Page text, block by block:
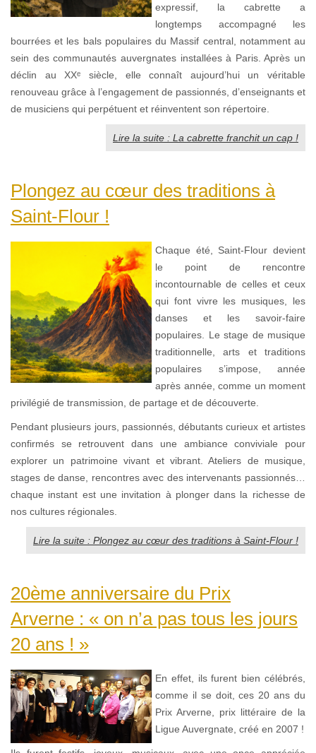
expressif, la cabrette a
longtemps accompagné les
bourrées et les bals populaires du Massif central, notamment au
sein des communautés auvergnates installées à Paris. Après un
déclin au XXᵉ siècle, elle connaît aujourd’hui un véritable
renouveau grâce à l’engagement de passionnés, d’enseignants et
de musiciens qui perpétuent et réinventent son répertoire.
Lire la suite : La cabrette franchit un cap !
Plongez au cœur des traditions à
Saint-Flour !
Chaque été, Saint-Flour devient
le point de rencontre
incontournable de celles et ceux
qui font vivre les musiques, les
danses et les savoir-faire
populaires. Le stage de musique
traditionnelle, arts et traditions
populaires s’impose, année
après année, comme un moment
privilégié de transmission, de partage et de découverte.
Pendant plusieurs jours, passionnés, débutants curieux et artistes
confirmés se retrouvent dans une ambiance conviviale pour
explorer un patrimoine vivant et vibrant. Ateliers de musique,
stages de danse, rencontres avec des intervenants passionnés…
chaque instant est une invitation à plonger dans la richesse de
nos cultures régionales.
Lire la suite : Plongez au cœur des traditions à Saint-Flour !
20ème anniversaire du Prix
Arverne : « on n’a pas tous les jours
20 ans ! »
En effet, ils furent bien célébrés,
comme il se doit, ces 20 ans du
Prix Arverne, prix littéraire de la
Ligue Auvergnate, créé en 2007 !